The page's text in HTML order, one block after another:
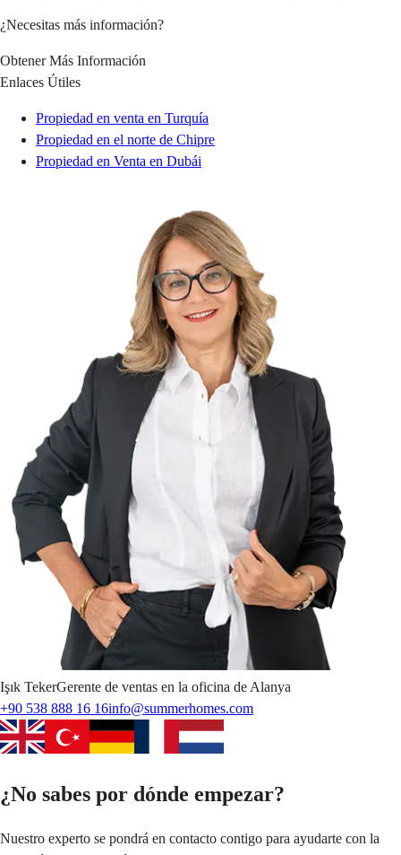
¿Necesitas más información?
Obtener Más Información
Enlaces Útiles
Propiedad en venta en Turquía
Propiedad en el norte de Chipre
Propiedad en Venta en Dubái
Işık TekerGerente de ventas en la oficina de Alanya
+90 538 888 16 16info@summerhomes.com
¿No sabes por dónde empezar?
Nuestro experto se pondrá en contacto contigo para ayudarte con la